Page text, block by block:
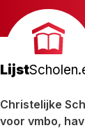
Lijst
Christelijke
voor vmbo,